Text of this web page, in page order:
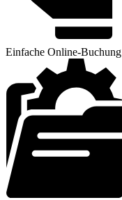
Einfache Online-Buchung